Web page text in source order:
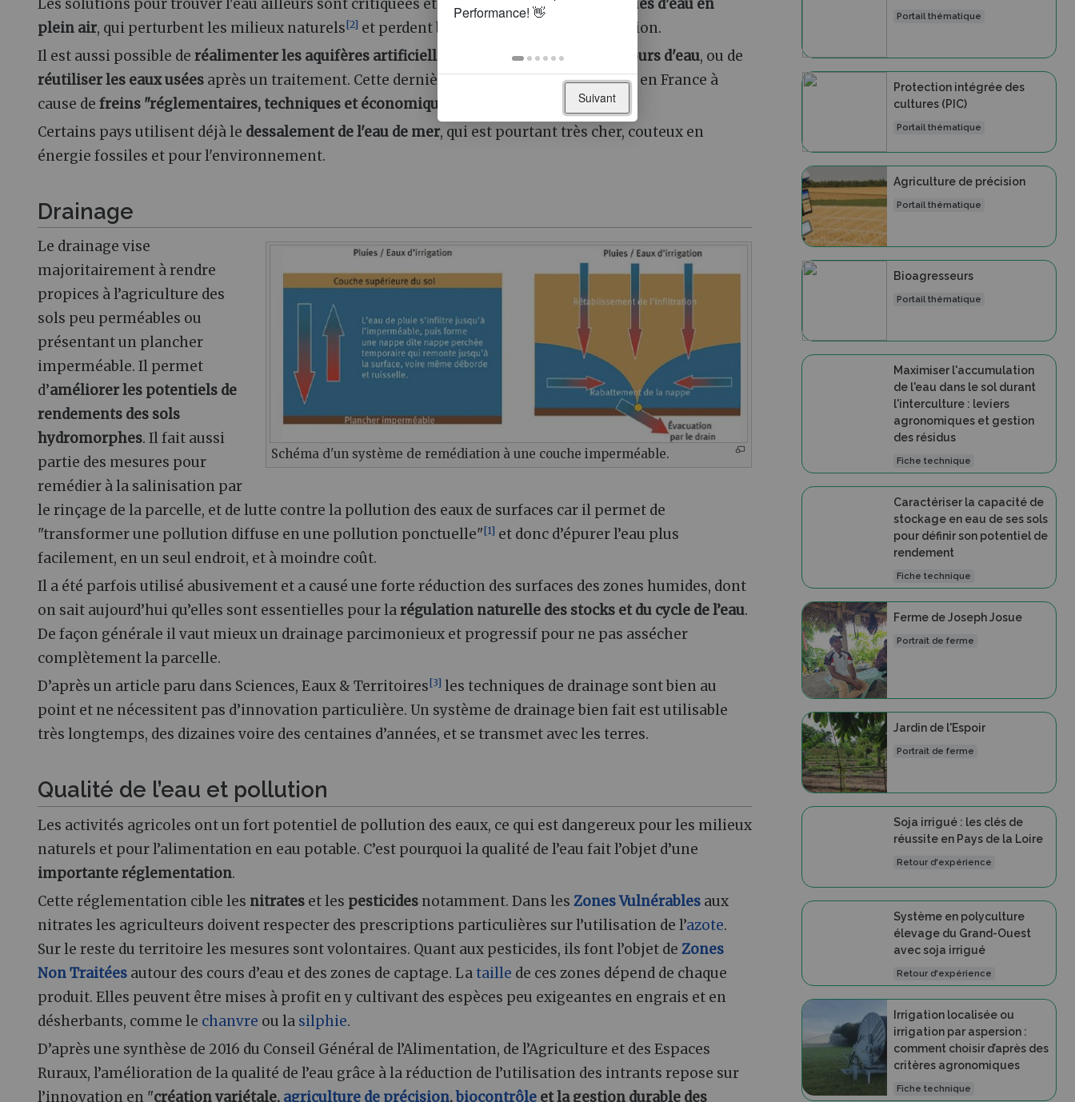
Les solutions pour trouver l'eau ailleurs sont critiquées et débattues, comme les
retenues d'eau en
plein air, qui perturbent les milieux naturels[2] et perdent beaucoup d'eau par évaporation.
Il est aussi possible de réalimenter les aquifères artificiellement à partir de l' eau des cours d'eau, ou de
réutiliser les eaux usées après un traitement. Cette dernière solution est peu répandue en France à
cause de freins "réglementaires, techniques et économiques"
Certains pays utilisent déjà le dessalement de l'eau de mer, qui est pourtant très cher, couteux en
énergie fossiles et pour l'environnement.
Drainage
Schéma d'un système de remédiation à une couche imperméable.
Le drainage vise
majoritairement à rendre
propices à l’agriculture des
sols peu perméables ou
présentant un plancher
imperméable. Il permet
d’améliorer les potentiels de
rendements des sols
hydromorphes. Il fait aussi
partie des mesures pour
remédier à la salinisation par
le rinçage de la parcelle, et de lutte contre la pollution des eaux de surfaces car il permet de
"transformer une pollution diffuse en une pollution ponctuelle"[1] et donc d’épurer l’eau plus
facilement, en un seul endroit, et à moindre coût.
Il a été parfois utilisé abusivement et a causé une forte réduction des surfaces des zones humides, dont
on sait aujourd’hui qu’elles sont essentielles pour larégulation naturelle des stocks et du cycle de l’eau.
De façon générale il vaut mieux un drainage parcimonieux et progressif pour ne pas assécher
complètement la parcelle.
D’après un article paru dans Sciences, Eaux & Territoires[3] les techniques de drainage sont bien au
point et ne nécessitent pas d’innovation particulière. Un système de drainage bien fait est utilisable
très longtemps, des dizaines voire des centaines d’années, et se transmet avec les terres.
Qualité de l’eau et pollution
Les activités agricoles ont un fort potentiel de pollution des eaux, ce qui est dangereux pour les milieux
naturels et pour l’alimentation en eau potable. C’est pourquoi la qualité de l’eau fait l’objet d’une
importante réglementation.
Cette réglementation cible les nitrates et les pesticides notamment. Dans les Zones Vulnérables aux
nitrates les agriculteurs doivent respecter des prescriptions particulières sur l’utilisation de l’azote.
Sur le reste du territoire les mesures sont volontaires. Quant aux pesticides, ils font l’objet de Zones
Non Traitées autour des cours d’eau et des zones de captage. La taille de ces zones dépend de chaque
produit. Elles peuvent être mises à profit en y cultivant des espèces peu exigeantes en engrais et en
désherbants, comme le chanvre ou la silphie.
D’après une synthèse de 2016 du Conseil Général de l’Alimentation, de l’Agriculture et des Espaces
Ruraux, l’amélioration de la qualité de l’eau grâce à la réduction de l’utilisation des intrants repose sur
l’innovation en "création variétale, agriculture de précision,biocontrôle et la gestion durable des
Portail thématique
Protection intégrée des
cultures (PIC)
Portail thématique
Agriculture de précision
Portail thématique
Bioagresseurs
Portail thématique
Maximiser l'accumulation
de l'eau dans le sol durant
l'interculture : leviers
agronomiques et gestion
des résidus
Fiche technique
Caractériser la capacité de
stockage en eau de ses sols
pour définir son potentiel de
rendement
Fiche technique
Ferme de Joseph Josue
Portrait de ferme
Jardin de l'Espoir
Portrait de ferme
Soja irrigué : les clés de
réussite en Pays de la Loire
Retour d'expérience
Système en polyculture
élevage du Grand-Ouest
avec soja irrigué
Retour d'expérience
Irrigation localisée ou
irrigation par aspersion :
comment choisir d’après des
critères agronomiques
Fiche technique
Suivant